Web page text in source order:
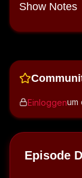
Show Notes
Einloggenum
Episode